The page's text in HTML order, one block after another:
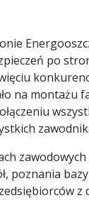
po
na montażu
poznania